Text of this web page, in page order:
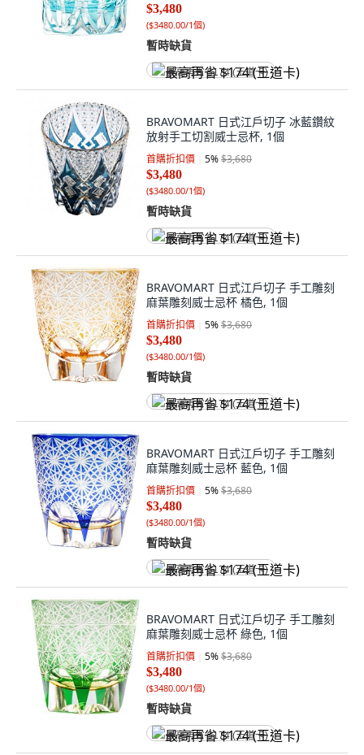
$3,480
($3480.00/1個)
暫時缺貨
最高再省 $174 (王道卡)
BRAVOMART 日式江戶切子 冰藍鑽紋
放射手工切割威士忌杯, 1個
首購折扣價 5%$3,680
$3,480
($3480.00/1個)
暫時缺貨
最高再省 $174 (王道卡)
BRAVOMART 日式江戶切子 手工雕刻
麻葉雕刻威士忌杯 橘色, 1個
首購折扣價 5%$3,680
$3,480
($3480.00/1個)
暫時缺貨
最高再省 $174 (王道卡)
BRAVOMART 日式江戶切子 手工雕刻
麻葉雕刻威士忌杯 藍色, 1個
首購折扣價 5%$3,680
$3,480
($3480.00/1個)
暫時缺貨
最高再省 $174 (王道卡)
BRAVOMART 日式江戶切子 手工雕刻
麻葉雕刻威士忌杯 綠色, 1個
首購折扣價 5%$3,680
$3,480
($3480.00/1個)
暫時缺貨
最高再省 $174 (王道卡)